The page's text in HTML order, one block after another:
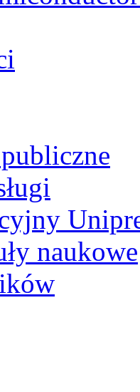
naukowe